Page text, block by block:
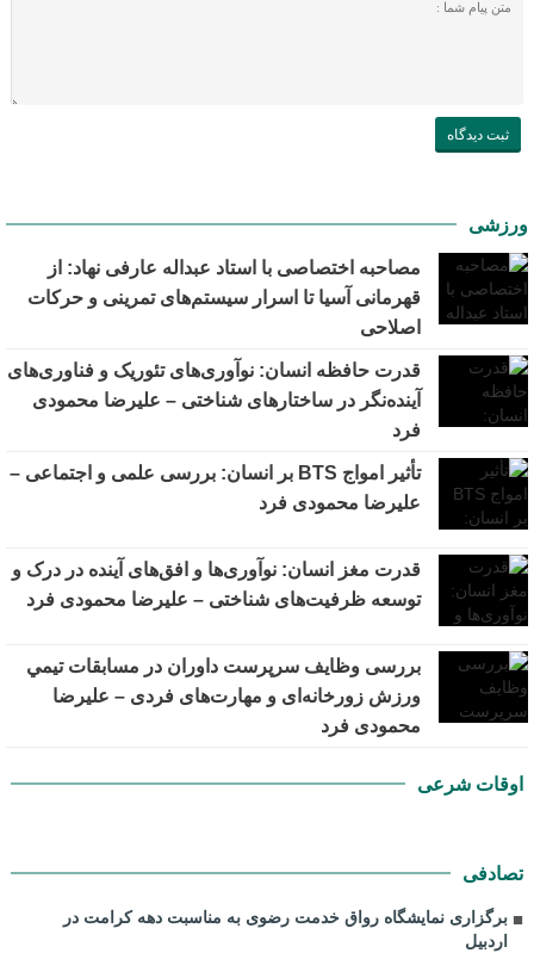
ورزشی
مصاحبه اختصاصی با استاد عبداله عارفی نهاد: از
قهرمانی آسیا تا اسرار سیستم‌های تمرینی و حرکات
اصلاحی
قدرت حافظه انسان: نوآوری‌های تئوریک و فناوری‌های
آینده‌نگر در ساختارهای شناختی – علیرضا محمودی
فرد
تأثیر امواج BTS بر انسان: بررسی علمی و اجتماعی –
علیرضا محمودی فرد
قدرت مغز انسان: نوآوری‌ها و افق‌های آینده در درک و
توسعه ظرفیت‌های شناختی – علیرضا محمودی فرد
بررسی وظايف سرپرست داوران در مسابقات تیمي
ورزش زورخانه‌ای و مهارت‌های فردی – علیرضا
محمودی فرد
اوقات شرعی
تصادفی
برگزاری نمایشگاه رواق خدمت رضوی به مناسبت دهه کرامت در
اردبیل